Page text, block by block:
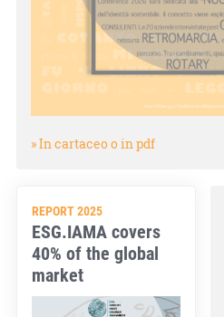
» In cartaceo o in pdf
REPORT 2025
ESG.IAMA covers
40% of the global
market